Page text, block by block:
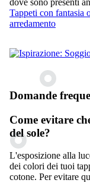
dove sono presenti
Tappeti con fantasia
arredamento
Domande
Come evitare
del sole?
L'esposizione alla
dei colori dei tuoi
cotone. Per evitare